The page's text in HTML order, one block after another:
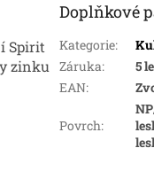
Spirit
zinku
Doplňkové
Kategorie:
Záruka:
5
EAN:
Povrch: